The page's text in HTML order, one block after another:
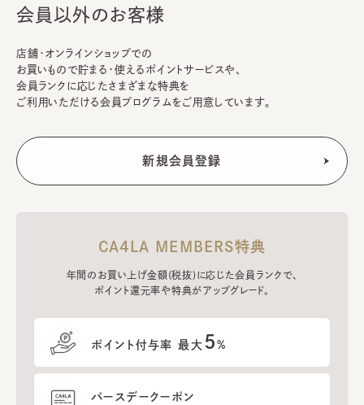
会員以外のお客様
店舗・オンラインショップでの
お買いもので貯まる・使えるポイントサービスや、
会員ランクに応じたさまざまな特典を
ご利用いただける会員プログラムをご用意しています。
CA4LA MEMBERS特典
年間のお買い上げ金額(税抜)に応じた会員ランクで、
ポイント還元率や特典がアップグレード。
ポイント付与率 最大 5%
バースデークーポン